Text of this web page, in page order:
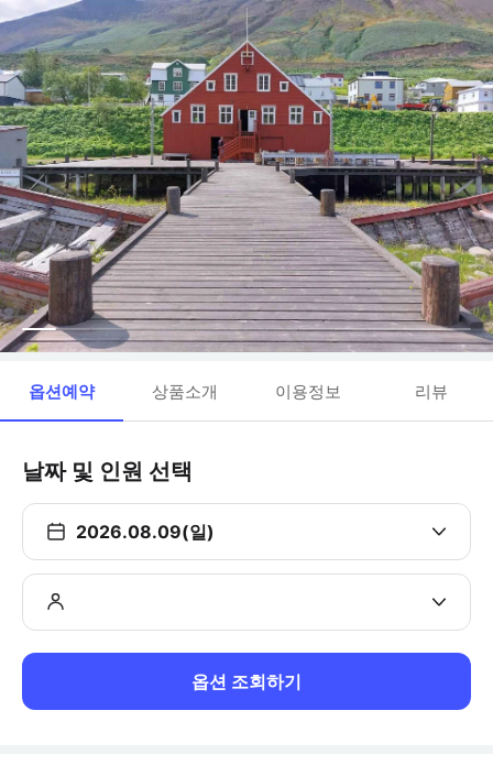
옵션예약 상품소개 이용정보 리뷰
날짜 및 인원 선택
2026.08.09(일)
옵션 조회하기